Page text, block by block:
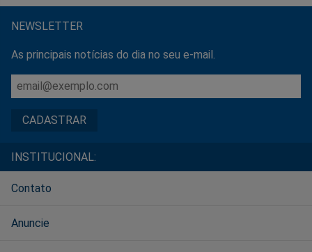
NEWSLETTER
As principais notícias do dia no seu e-mail.
INSTITUCIONAL:
Contato
Anuncie